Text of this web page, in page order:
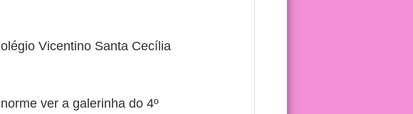
Vicentino Santa Cecília
ver a galerinha do 4º